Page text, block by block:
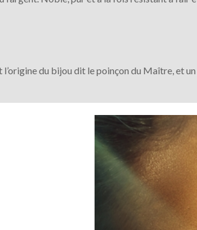
du bijou dit le poinçon du Maître, et un